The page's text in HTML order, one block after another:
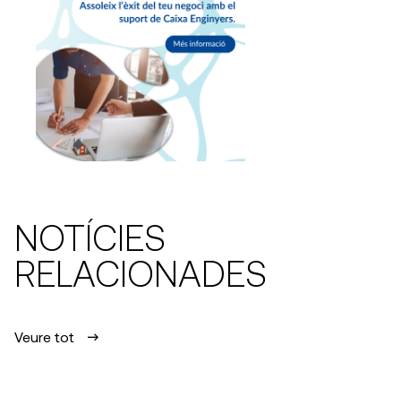
NOTÍCIES
RELACIONADES
Veure tot